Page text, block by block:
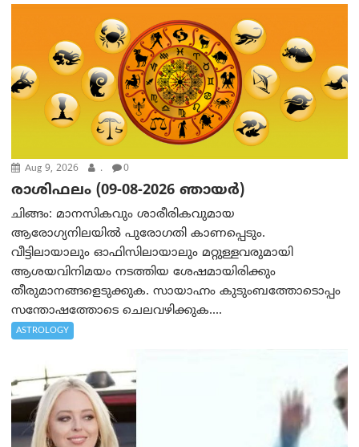
Aug 9, 2026 . 0
രാശിഫലം (09-08-2026 ഞായര്‍)
ചിങ്ങം: മാനസികവും ശാരീരികവുമായ
ആരോഗ്യനിലയിൽ പുരോഗതി കാണപ്പെടും.
വീട്ടിലായാലും ഓഫിസിലായാലും മറ്റുള്ളവരുമായി
ആശയവിനിമയം നടത്തിയ ശേഷമായിരിക്കും
തീരുമാനങ്ങളെടുക്കുക. സായാഹ്നം കുടുംബത്തോടൊപ്പം
സന്തോഷത്തോടെ ചെലവഴിക്കുക....
ASTROLOGY